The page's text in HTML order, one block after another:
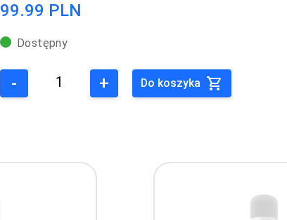
99.99 PLN
Dostępny
- +
Do koszyka